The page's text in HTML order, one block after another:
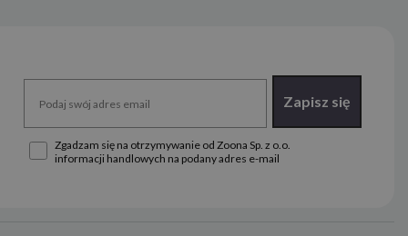
Zapisz się
Zgadzam się na otrzymywanie od Zoona Sp. z o.o.
informacji handlowych na podany adres e-mail